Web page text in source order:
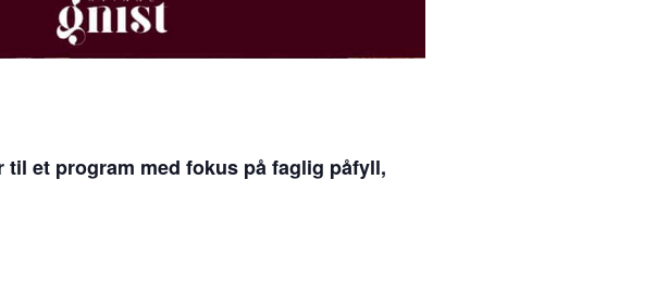
et program med fokus på faglig påfyll,